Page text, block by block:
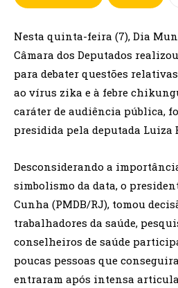
Nesta quinta-feira (7), Dia
Câmara dos Deputados
para debater questões
ao vírus zika e à febre
caráter de audiência pública,
presidida pela deputada Luiza
Desconsiderando a
simbolismo da data, o
Cunha (PMDB/RJ), tomou
trabalhadores da saúde,
conselheiros de saúde
poucas pessoas que
entraram após intensa